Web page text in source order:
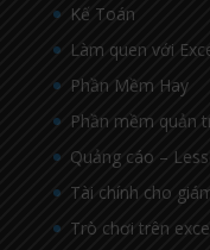
Kế Toán
Làm quen với
Phần Mềm Hay
Phần mềm quản
Quảng cáo –
Tài chính cho
Trò chơi trên